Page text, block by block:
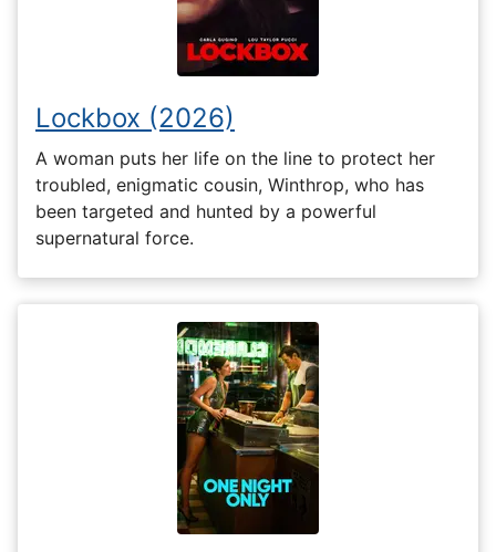
Lockbox (2026)
A woman puts her life on the line to protect her
troubled, enigmatic cousin, Winthrop, who has
been targeted and hunted by a powerful
supernatural force.